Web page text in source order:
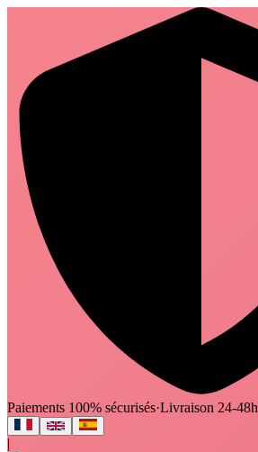
Paiements 100% sécurisés·Livraison 24-48h
|